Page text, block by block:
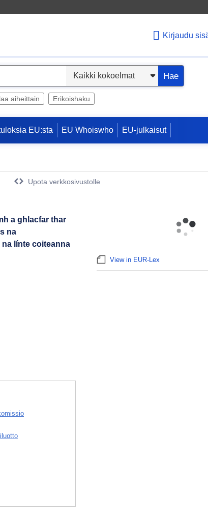
Kirjaudu
Hae
aiheittain Erikoishaku
EU:sta EU Whoiswho EU-julkaisut
Upota verkkosivustolle
a ghlacfar thar
na
línte coiteanna
View in EUR-Lex